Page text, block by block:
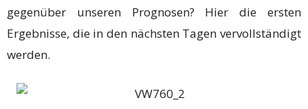
gegenüber unseren Prognosen? Hier die ersten
Ergebnisse, die in den nächsten Tagen vervollständigt
werden.